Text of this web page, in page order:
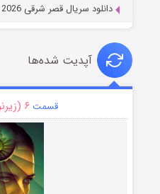
دانلود سریال قصر شرقی The East Palace 2026
آپدیت شده‌ها
قسمت ۶ (زیرنویس)